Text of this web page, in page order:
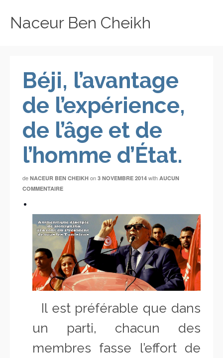
Naceur Ben Cheikh
Béji, l’avantage
de l’expérience,
de l’âge et de
l’homme d’État.
de NACEUR BEN CHEIKH on 3 NOVEMBRE 2014 with AUCUN
COMMENTAIRE
Il est préférable que dans
un parti, chacun des
membres fasse l’effort de